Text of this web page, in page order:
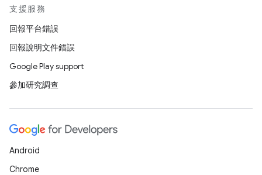
支援服務
回報平台錯誤
回報說明文件錯誤
Google Play support
參加研究調查
Android
Chrome